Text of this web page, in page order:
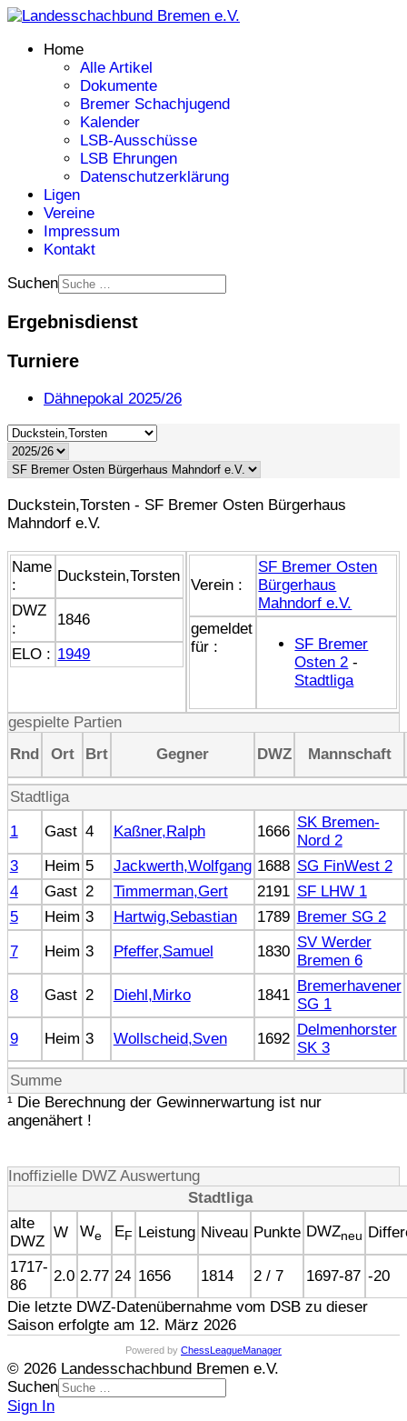
Home
Alle Artikel
Dokumente
Bremer Schachjugend
Kalender
LSB-Ausschüsse
LSB Ehrungen
Datenschutzerklärung
Ligen
Vereine
Impressum
Kontakt
Suchen
Ergebnisdienst
Turniere
Dähnepokal 2025/26
Duckstein,Torsten - SF Bremer Osten Bürgerhaus
Mahndorf e.V.
Name
:
Duckstein,Torsten
DWZ
:
1846
ELO : 1949
Verein :
SF Bremer Osten
Bürgerhaus
Mahndorf e.V.
gemeldet
für :
SF Bremer
Osten 2 -
Stadtliga
gespielte Partien
Rnd
Ort Brt Gegner DWZ Mannschaft
Stadtliga
1
Gast 4 Kaßner,Ralph 1666
SK Bremen-
Nord 2
3
Heim 5 Jackwerth,Wolfgang 1688 SG FinWest 2
4
Gast 2 Timmerman,Gert 2191 SF LHW 1
5
Heim 3 Hartwig,Sebastian 1789 Bremer SG 2
7
Heim 3 Pfeffer,Samuel 1830
SV Werder
Bremen 6
8 Gast 2 Diehl,Mirko 1841
Bremerhavener
SG 1
9 Heim 3 Wollscheid,Sven 1692
Delmenhorster
SK 3
Summe
¹ Die Berechnung der Gewinnerwartung ist nur
angenähert !
Inoffizielle DWZ Auswertung
Stadtliga
alte
DWZ
W We EF Leistung Niveau Punkte DWZneu
1717-
86
2.0 2.77 24 1656 1814 2 / 7 1697-87 -20
Die letzte DWZ-Datenübernahme vom DSB zu dieser
Saison erfolgte am 12. März 2026
Powered by ChessLeagueManager
© 2026 Landesschachbund Bremen e.V.
Suchen
Sign In